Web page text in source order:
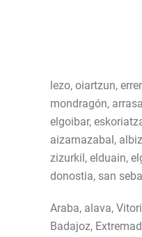
lezo, oiartzun,
mondragón,
elgoibar,
aizarnazabal,
zizurkil, elduain,
donostia, san
Araba, alava,
Badajoz,